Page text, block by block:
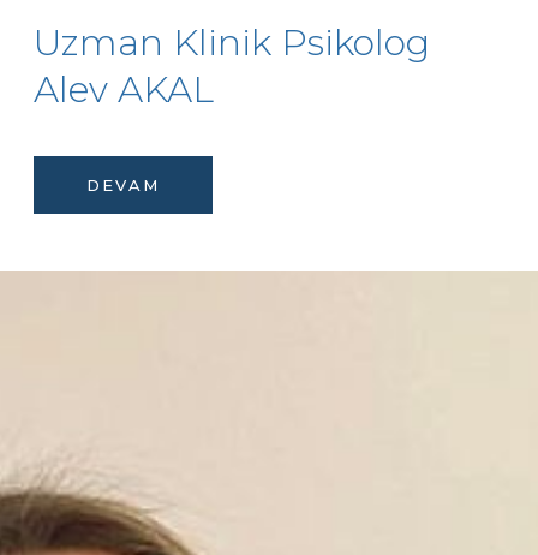
Uzman Klinik Psikolog
Alev AKAL
DEVAM